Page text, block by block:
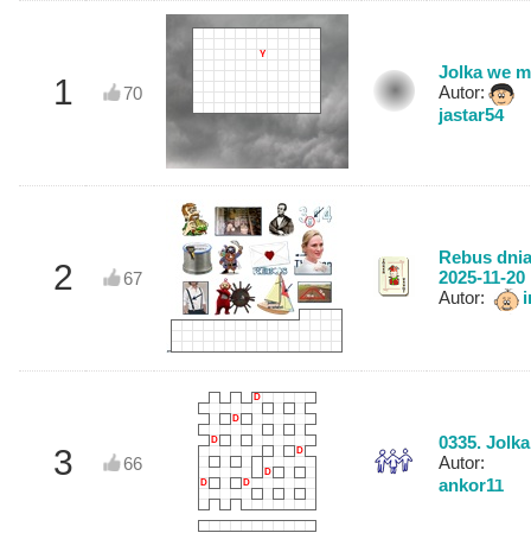
1 70
Y
Jolka we
Autor:
jastar54
2 67
Rebus dnia
2025‑11‑20
Autor:
3 66
D
D
D
D
D
D
D
0335. Jolka
Autor:
ankor11